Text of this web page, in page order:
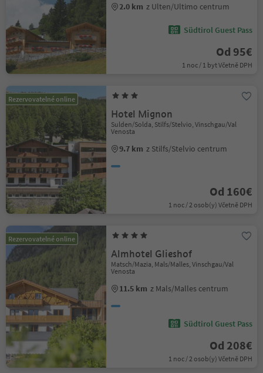
2.0 km z Ulten/Ultimo centrum
Südtirol Guest Pass
Od 95€
1 noc / 1 byt Včetně DPH
Rezervovatelné online
Hotel Mignon
Sulden/Solda, Stilfs/Stelvio, Vinschgau/Val
Venosta
9.7 km z Stilfs/Stelvio centrum
Od 160€
1 noc / 2 osob(y) Včetně DPH
Rezervovatelné online
Almhotel Glieshof
Matsch/Mazia, Mals/Malles, Vinschgau/Val
Venosta
11.5 km z Mals/Malles centrum
Südtirol Guest Pass
Od 208€
1 noc / 2 osob(y) Včetně DPH